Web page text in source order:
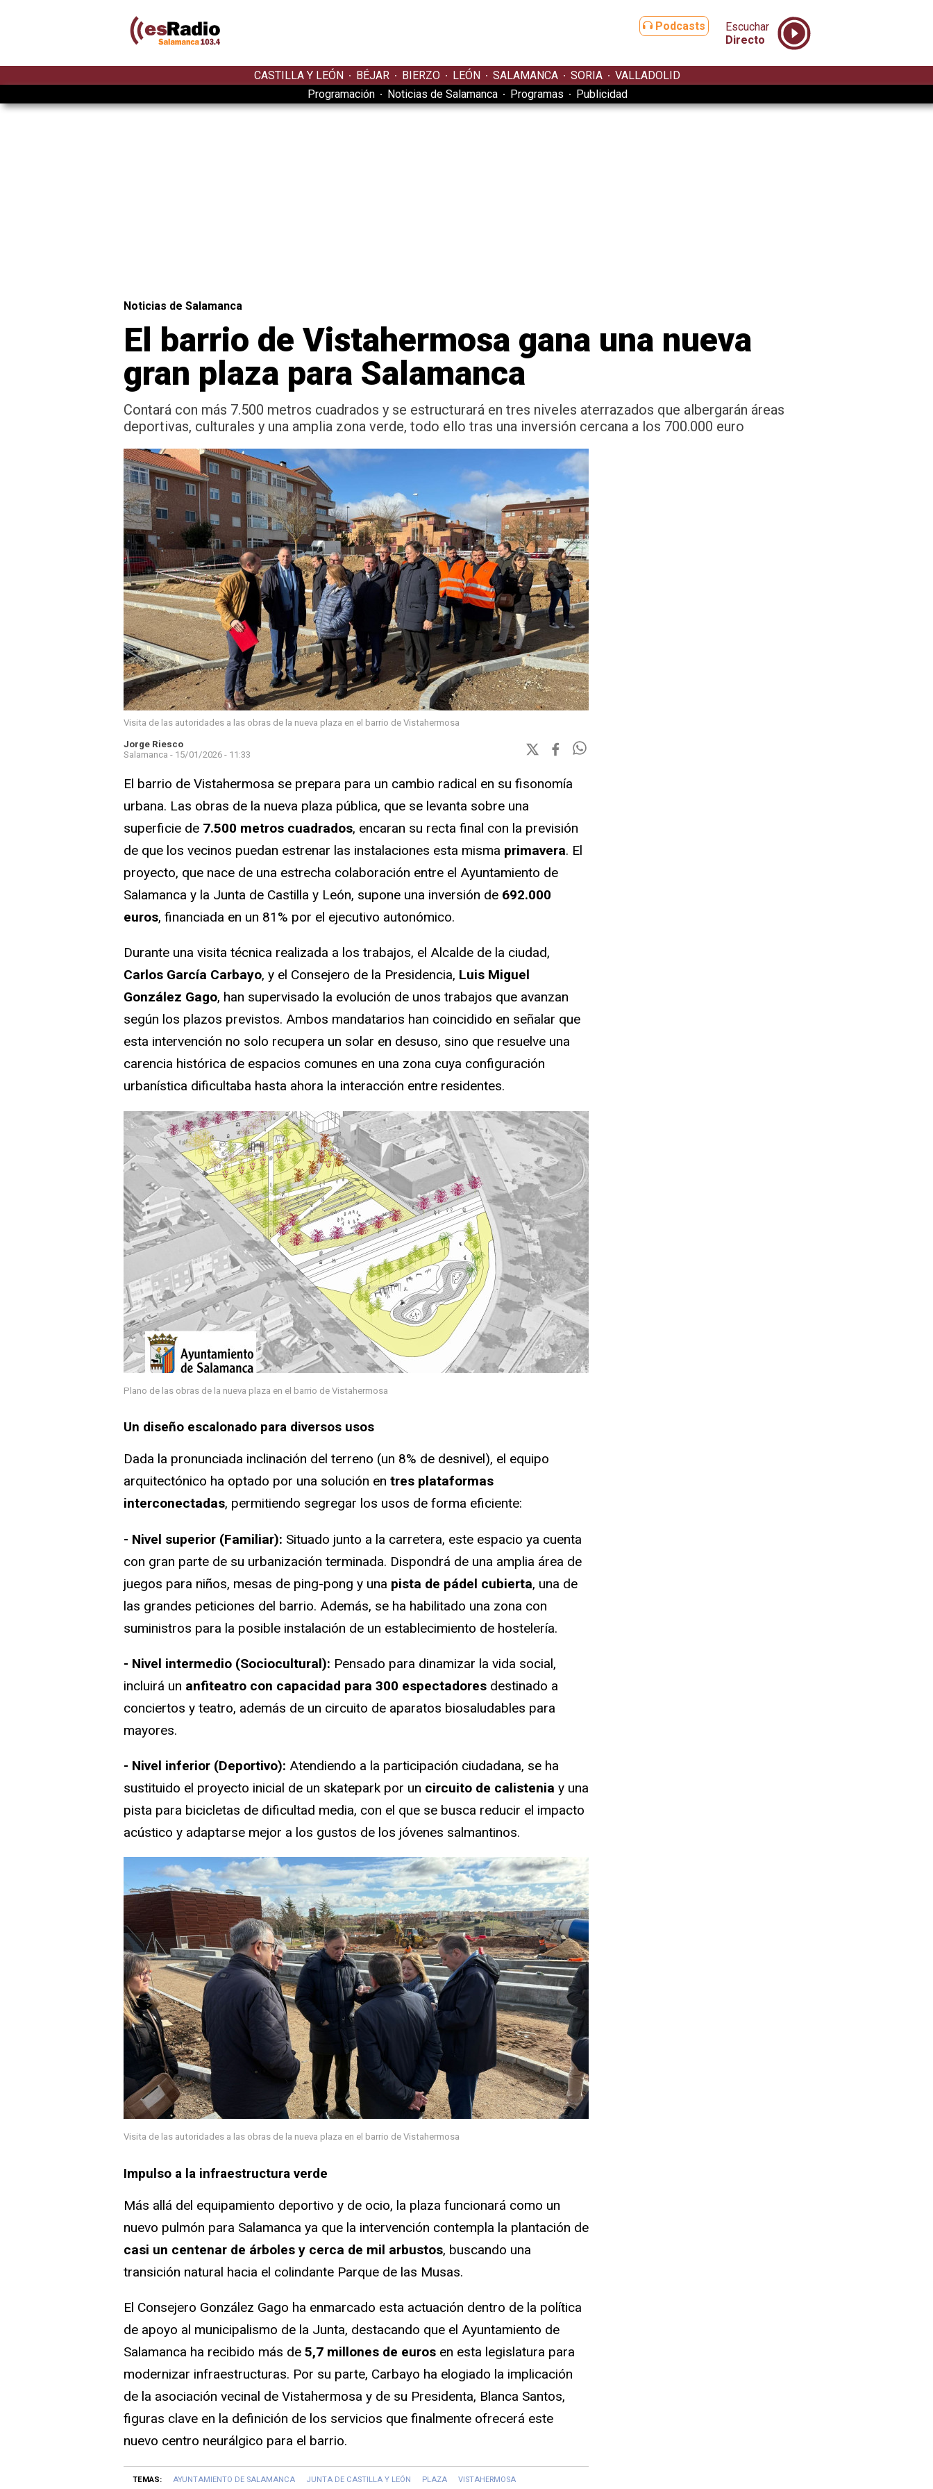
Podcasts
Escuchar
Directo
CASTILLA Y LEÓN BÉJAR BIERZO LEÓN SALAMANCA SORIA
VALLADOLID
Programación
Noticias de Salamanca Programas Publicidad
Noticias de Salamanca
El barrio de Vistahermosa gana una nueva
gran plaza para Salamanca
Contará con más 7.500 metros cuadrados y se estructurará en tres niveles aterrazados que albergarán áreas
deportivas, culturales y una amplia zona verde, todo ello tras una inversión cercana a los 700.000 euro
Visita de las autoridades a las obras de la nueva plaza en el barrio de Vistahermosa
Jorge Riesco
Salamanca - 15/01/2026 - 11:33
El barrio de Vistahermosa se prepara para un cambio radical en su fisonomía
urbana. Las obras de la nueva plaza pública, que se levanta sobre una
superficie de 7.500 metros cuadrados, encaran su recta final con la previsión
de que los vecinos puedan estrenar las instalaciones esta misma primavera. El
proyecto, que nace de una estrecha colaboración entre el Ayuntamiento de
Salamanca y la Junta de Castilla y León, supone una inversión de 692.000
euros, financiada en un 81% por el ejecutivo autonómico.
Durante una visita técnica realizada a los trabajos, el Alcalde de la ciudad,
Carlos García Carbayo, y el Consejero de la Presidencia, Luis Miguel
González Gago, han supervisado la evolución de unos trabajos que avanzan
según los plazos previstos. Ambos mandatarios han coincidido en señalar que
esta intervención no solo recupera un solar en desuso, sino que resuelve una
carencia histórica de espacios comunes en una zona cuya configuración
urbanística dificultaba hasta ahora la interacción entre residentes.
Plano de las obras de la nueva plaza en el barrio de Vistahermosa
Un diseño escalonado para diversos usos
Dada la pronunciada inclinación del terreno (un 8% de desnivel), el equipo
arquitectónico ha optado por una solución en tres plataformas
interconectadas, permitiendo segregar los usos de forma eficiente:
- Nivel superior (Familiar): Situado junto a la carretera, este espacio ya cuenta
con gran parte de su urbanización terminada. Dispondrá de una amplia área de
juegos para niños, mesas de ping-pong y una pista de pádel cubierta, una de
las grandes peticiones del barrio. Además, se ha habilitado una zona con
suministros para la posible instalación de un establecimiento de hostelería.
- Nivel intermedio (Sociocultural): Pensado para dinamizar la vida social,
incluirá un anfiteatro con capacidad para 300 espectadores destinado a
conciertos y teatro, además de un circuito de aparatos biosaludables para
mayores.
- Nivel inferior (Deportivo): Atendiendo a la participación ciudadana, se ha
sustituido el proyecto inicial de un skatepark por un circuito de calistenia y una
pista para bicicletas de dificultad media, con el que se busca reducir el impacto
acústico y adaptarse mejor a los gustos de los jóvenes salmantinos.
Visita de las autoridades a las obras de la nueva plaza en el barrio de Vistahermosa
Impulso a la infraestructura verde
Más allá del equipamiento deportivo y de ocio, la plaza funcionará como un
nuevo pulmón para Salamanca ya que la intervención contempla la plantación de
casi un centenar de árboles y cerca de mil arbustos, buscando una
transición natural hacia el colindante Parque de las Musas.
El Consejero González Gago ha enmarcado esta actuación dentro de la política
de apoyo al municipalismo de la Junta, destacando que el Ayuntamiento de
Salamanca ha recibido más de 5,7 millones de euros en esta legislatura para
modernizar infraestructuras. Por su parte, Carbayo ha elogiado la implicación
de la asociación vecinal de Vistahermosa y de su Presidenta, Blanca Santos,
figuras clave en la definición de los servicios que finalmente ofrecerá este
nuevo centro neurálgico para el barrio.
TEMAS: AYUNTAMIENTO DE SALAMANCA JUNTA DE CASTILLA Y LEÓN PLAZA VISTAHERMOSA